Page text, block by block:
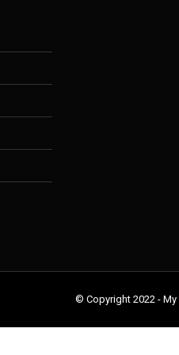
© Copyright 2022 - My